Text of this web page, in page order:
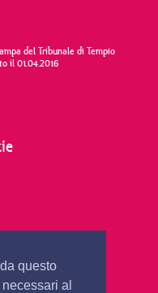
questo
al
del Tribunale di Tempio
il 01.04.2016